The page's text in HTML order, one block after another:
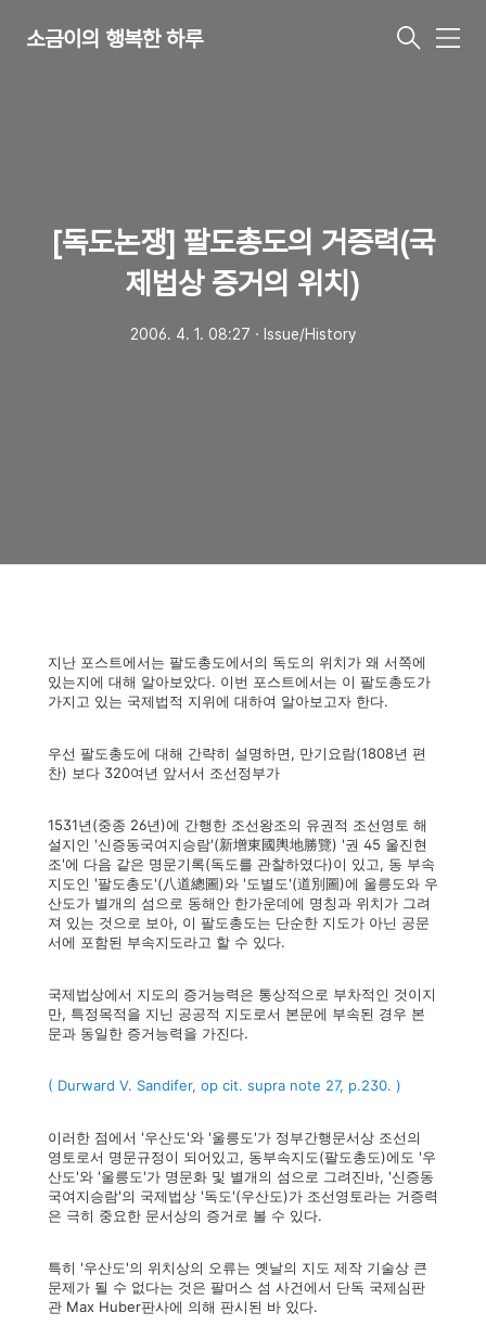
소금이의 행복한 하루
메
[독도논쟁] 팔도총도의 거증력(국
제법상 증거의 위치)
2006. 4. 1. 08:27 ㆍ Issue/History
지난 포스트에서는 팔도총도에서의 독도의 위치가 왜 서쪽에
있는지에 대해 알아보았다. 이번 포스트에서는 이 팔도총도가
가지고 있는 국제법적 지위에 대하여 알아보고자 한다.
우선 팔도총도에 대해 간략히 설명하면, 만기요람(1808년 편
찬) 보다 320여년 앞서서 조선정부가
1531년(중종 26년)에 간행한 조선왕조의 유권적 조선영토 해
설지인 '신증동국여지승람'(新增東國輿地勝覽) '권 45 울진현
조'에 다음 같은 명문기록(독도를 관찰하였다)이 있고, 동 부속
지도인 '팔도총도'(八道總圖)와 '도별도'(道別圖)에 울릉도와 우
산도가 별개의 섬으로 동해안 한가운데에 명칭과 위치가 그려
져 있는 것으로 보아, 이 팔도총도는 단순한 지도가 아닌 공문
서에 포함된 부속지도라고 할 수 있다.
국제법상에서 지도의 증거능력은 통상적으로 부차적인 것이지
만, 특정목적을 지닌 공공적 지도로서 본문에 부속된 경우 본
문과 동일한 증거능력을 가진다.
( Durward V. Sandifer, op cit. supra note 27, p.230. )
이러한 점에서 '우산도'와 '울릉도'가 정부간행문서상 조선의
영토로서 명문규정이 되어있고, 동부속지도(팔도총도)에도 '우
산도'와 '울릉도'가 명문화 및 별개의 섬으로 그려진바, '신증동
국여지승람'의 국제법상 '독도'(우산도)가 조선영토라는 거증력
은 극히 중요한 문서상의 증거로 볼 수 있다.
특히 '우산도'의 위치상의 오류는 옛날의 지도 제작 기술상 큰
문제가 될 수 없다는 것은 팔머스 섬 사건에서 단독 국제심판
관 Max Huber판사에 의해 판시된 바 있다.